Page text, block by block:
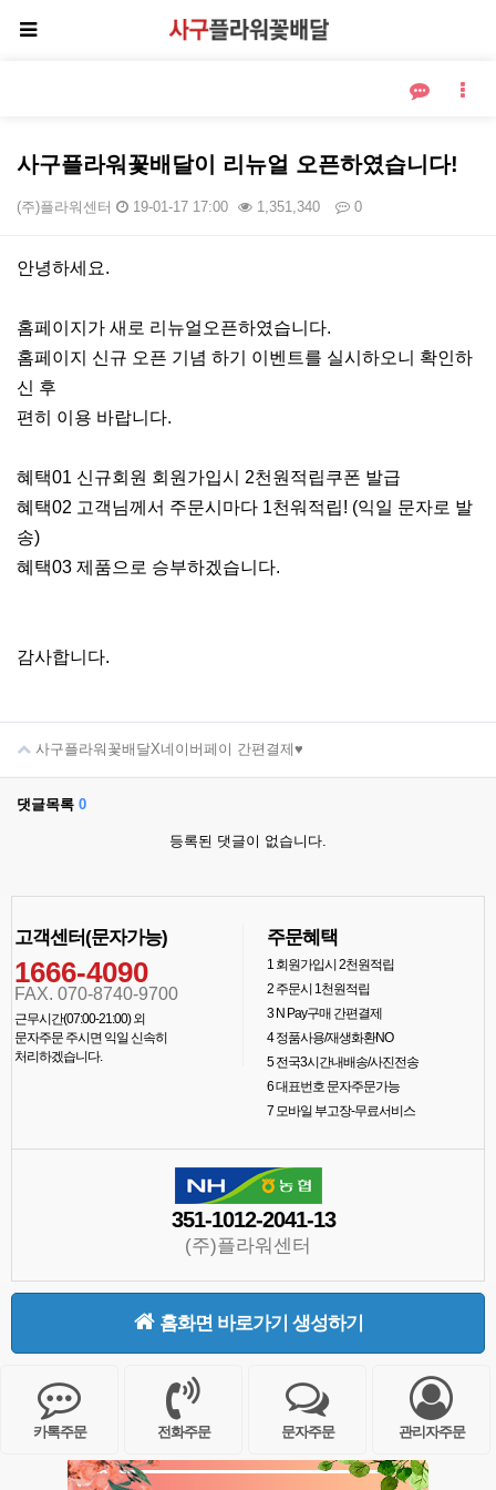
사구플라워꽃배달이 리뉴얼 오픈하였습니다!
(주)플라워센터 19-01-17 17:00 1,351,340 0
본문
안녕하세요.
홈페이지가 새로 리뉴얼오픈하였습니다.
홈페이지 신규 오픈 기념 하기 이벤트를 실시하오니 확인하
신 후
편히 이용 바랍니다.
혜택01 신규회원 회원가입시 2천원적립쿠폰 발급
혜택02 고객님께서 주문시마다 1천워적립! (익일 문자로 발
송)
혜택03 제품으로 승부하겠습니다.
감사합니다.
사구플라워꽃배달X네이버페이 간편결제♥
댓글목록 0
등록된 댓글이 없습니다.
고객센터(문자가능)
1666-4090
FAX. 070-8740-9700
근무시간(07:00-21:00) 외
문자주문 주시면 익일 신속히
처리하겠습니다.
주문혜택
1회원가입시 2천원적립
2주문시 1천원적립
3N Pay구매 간편결제
4정품사용/재생화환NO
5전국3시간내배송/사진전송
6대표번호 문자주문가능
7모바일 부고장-무료서비스
351-1012-2041-13
(주)플라워센터
홈화면 바로가기 생성하기
카톡주문 전화주문 문자주문 관리자주문